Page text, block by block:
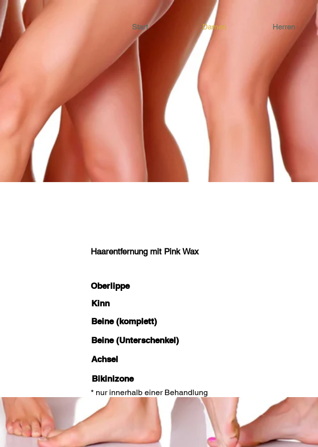
Start Damen Herren
Haarentfernung mit Pink Wax
Oberlippe
Kinn
Beine (komplett)
Beine (Unterschenkel)
Achsel
Bikinizone
* nur innerhalb einer Behandlung